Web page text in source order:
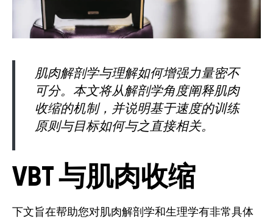
肌肉解剖学与理解如何增强力量密不
可分。本文将从解剖学角度阐释肌肉
收缩的机制，并说明基于速度的训练
原则与目标如何与之直接相关。
VBT 与肌肉收缩
下文旨在帮助您对肌肉解剖学和生理学有非常具体